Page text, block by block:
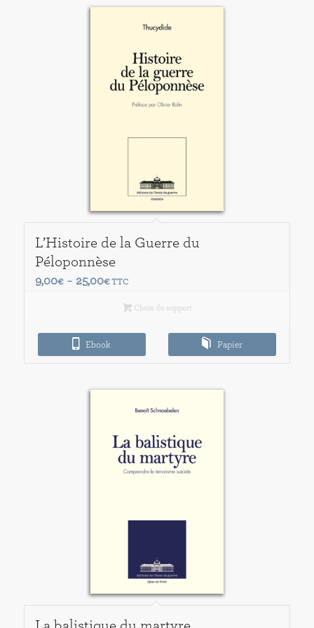
L’Histoire de la Guerre du
Péloponnèse
9,00€ – 25,00€Plage
prix :
à
TTC
Choix du support
Ebook Papier